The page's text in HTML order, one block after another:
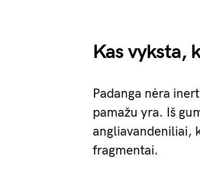
Kas vyksta,
Padanga nėra
pamažu yra. Iš
angliavandeniliai,
fragmentai.